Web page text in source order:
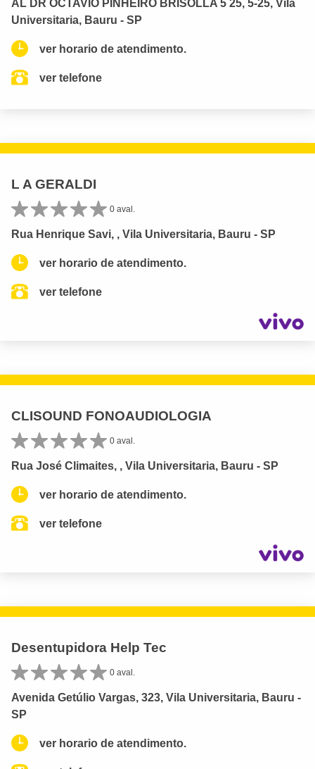
AL DR OCTAVIO PINHEIRO BRISOLLA 5 25, 5-25, Vila
Universitaria, Bauru - SP
ver horario de atendimento.
ver telefone
L A GERALDI
0 aval.
Rua Henrique Savi, , Vila Universitaria, Bauru - SP
ver horario de atendimento.
ver telefone
CLISOUND FONOAUDIOLOGIA
0 aval.
Rua José Climaites, , Vila Universitaria, Bauru - SP
ver horario de atendimento.
ver telefone
Desentupidora Help Tec
0 aval.
Avenida Getúlio Vargas, 323, Vila Universitaria, Bauru -
SP
ver horario de atendimento.